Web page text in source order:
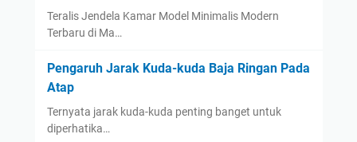
Teralis Jendela Kamar Model Minimalis Modern
Terbaru di Ma…
Pengaruh Jarak Kuda-kuda Baja Ringan Pada
Atap
Ternyata jarak kuda-kuda penting banget untuk
diperhatika…